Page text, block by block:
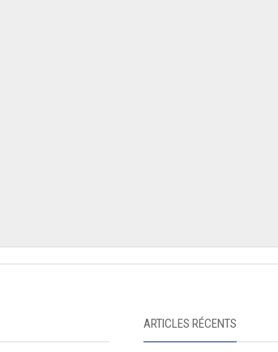
ARTICLES RÉCENTS